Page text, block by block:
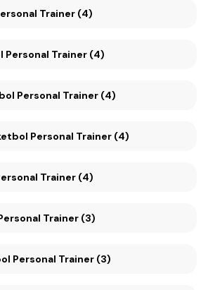
Trainer (4)
Personal Trainer (4)
Personal Trainer (4)
Personal Trainer (4)
Personal Trainer (4)
Trainer (3)
Personal Trainer (3)